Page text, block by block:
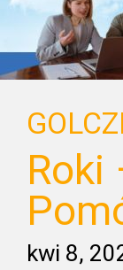
Roki
kwi 8,